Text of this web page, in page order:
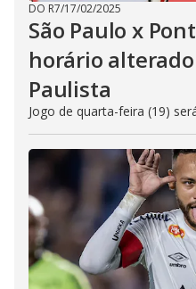
DO R7/17/02/2025
São Paulo x
horário
Paulista
Jogo de quarta-feira (19)